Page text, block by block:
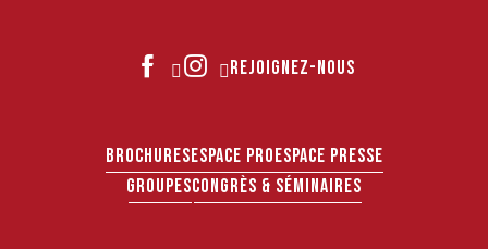
REJOIGNEZ-NOUS
BROCHURESESPACE PRO ESPACE PRESSE
GROUPESCONGRÈS & SÉMINAIRES